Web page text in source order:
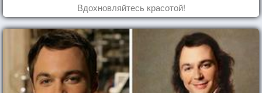
Вдохновляйтесь красотой!